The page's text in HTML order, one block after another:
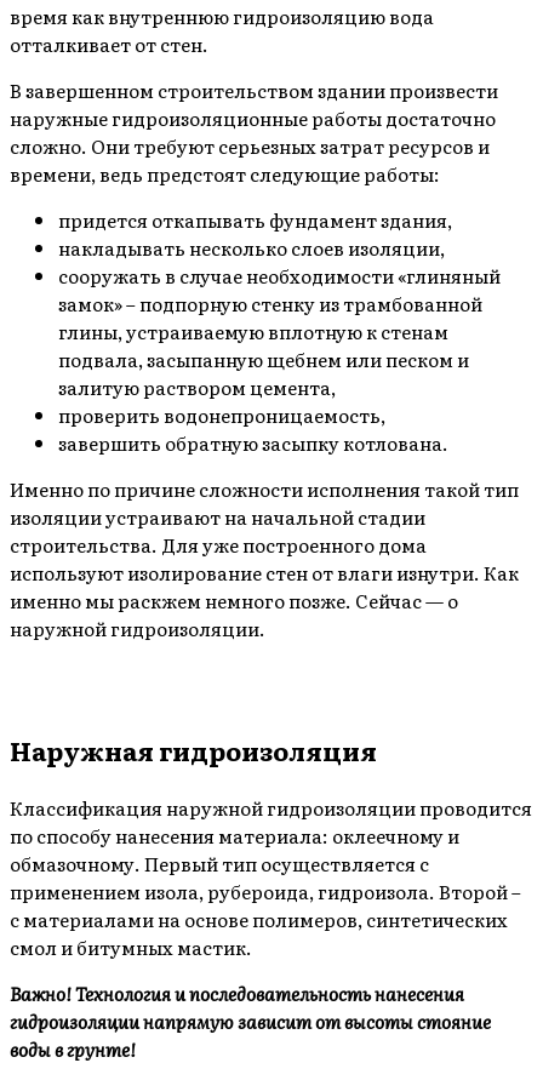
время как внутреннюю гидроизоляцию вода
отталкивает от стен.
В завершенном строительством здании произвести
наружные гидроизоляционные работы достаточно
сложно. Они требуют серьезных затрат ресурсов и
времени, ведь предстоят следующие работы:
придется откапывать фундамент здания,
накладывать несколько слоев изоляции,
сооружать в случае необходимости «глиняный
замок» – подпорную стенку из трамбованной
глины, устраиваемую вплотную к стенам
подвала, засыпанную щебнем или песком и
залитую раствором цемента,
проверить водонепроницаемость,
завершить обратную засыпку котлована.
Именно по причине сложности исполнения такой тип
изоляции устраивают на начальной стадии
строительства. Для уже построенного дома
используют изолирование стен от влаги изнутри. Как
именно мы раскжем немного позже. Сейчас — о
наружной гидроизоляции.
Наружная гидроизоляция
Классификация наружной гидроизоляции проводится
по способу нанесения материала: оклеечному и
обмазочному. Первый тип осуществляется с
применением изола, рубероида, гидроизола. Второй –
с материалами на основе полимеров, синтетических
смол и битумных мастик.
Важно! Технология и последовательность нанесения
гидроизоляции напрямую зависит от высоты стояние
воды в грунте!